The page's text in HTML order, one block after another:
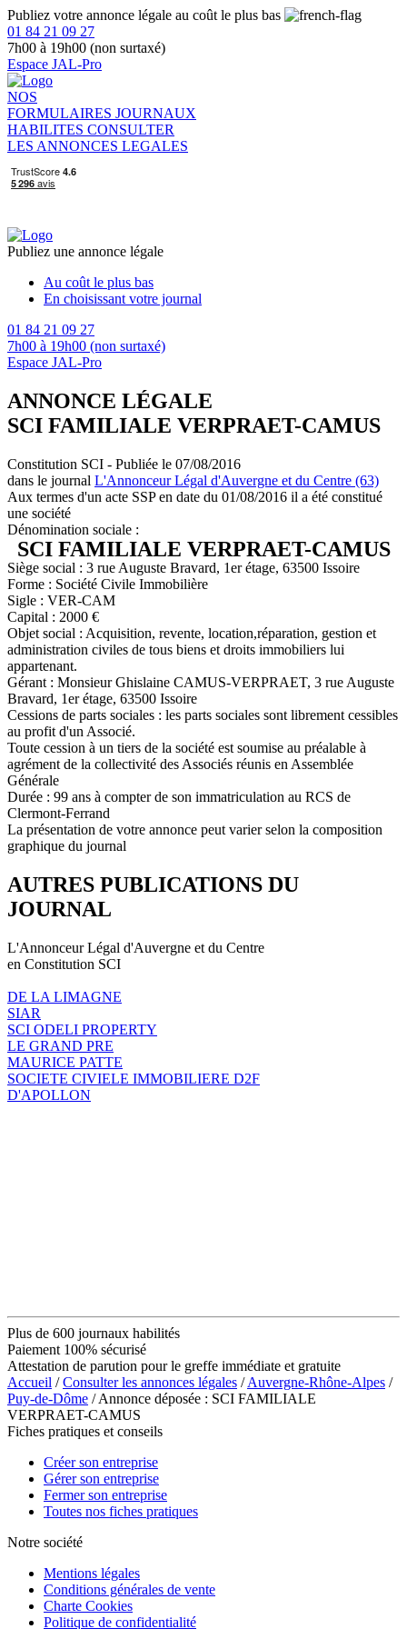
Publiez votre annonce légale au coût le plus bas
01 84 21 09 27
7h00 à 19h00 (non surtaxé)
Espace JAL-Pro
NOS
FORMULAIRES JOURNAUX
HABILITES CONSULTER
LES ANNONCES LEGALES
Publiez une annonce légale
Au coût le plus bas
En choisissant votre journal
01 84 21 09 27
7h00 à 19h00 (non surtaxé)
Espace JAL-Pro
ANNONCE LÉGALE
SCI FAMILIALE VERPRAET-CAMUS
Constitution SCI - Publiée le 07/08/2016
dans le journal L'Annonceur Légal d'Auvergne et du Centre (63)
Aux termes d'un acte SSP en date du 01/08/2016 il a été constitué
une société
Dénomination sociale :
SCI FAMILIALE VERPRAET-CAMUS
Siège social : 3 rue Auguste Bravard, 1er étage, 63500 Issoire
Forme : Société Civile Immobilière
Sigle : VER-CAM
Capital : 2000 €
Objet social : Acquisition, revente, location,réparation, gestion et
administration civiles de tous biens et droits immobiliers lui
appartenant.
Gérant : Monsieur Ghislaine CAMUS-VERPRAET, 3 rue Auguste
Bravard, 1er étage, 63500 Issoire
Cessions de parts sociales : les parts sociales sont librement cessibles
au profit d'un Associé.
Toute cession à un tiers de la société est soumise au préalable à
agrément de la collectivité des Associés réunis en Assemblée
Générale
Durée : 99 ans à compter de son immatriculation au RCS de
Clermont-Ferrand
La présentation de votre annonce peut varier selon la composition
graphique du journal
AUTRES PUBLICATIONS DU
JOURNAL
L'Annonceur Légal d'Auvergne et du Centre
en Constitution SCI
DE LA LIMAGNE
SIAR
SCI ODELI PROPERTY
LE GRAND PRE
MAURICE PATTE
SOCIETE CIVIELE IMMOBILIERE D2F
D'APOLLON
Plus de 600 journaux habilités
Paiement 100% sécurisé
Attestation de parution pour le greffe immédiate et gratuite
Accueil /Consulter les annonces légales /Auvergne-Rhône-Alpes /
Puy-de-Dôme / Annonce déposée : SCI FAMILIALE
VERPRAET-CAMUS
Fiches pratiques et conseils
Créer son entreprise
Gérer son entreprise
Fermer son entreprise
Toutes nos fiches pratiques
Notre société
Mentions légales
Conditions générales de vente
Charte Cookies
Politique de confidentialité